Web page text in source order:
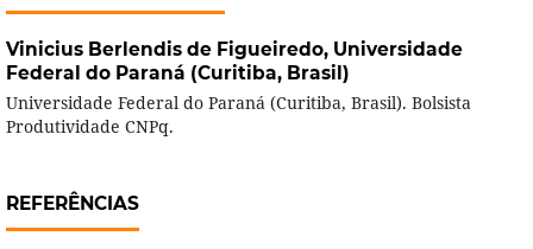
Vinicius Berlendis de Figueiredo, Universidade
Federal do Paraná (Curitiba, Brasil)
Universidade Federal do Paraná (Curitiba, Brasil). Bolsista
Produtividade CNPq.
REFERÊNCIAS